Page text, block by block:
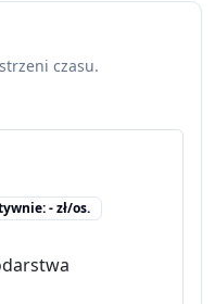
czasu.
- zł/os.